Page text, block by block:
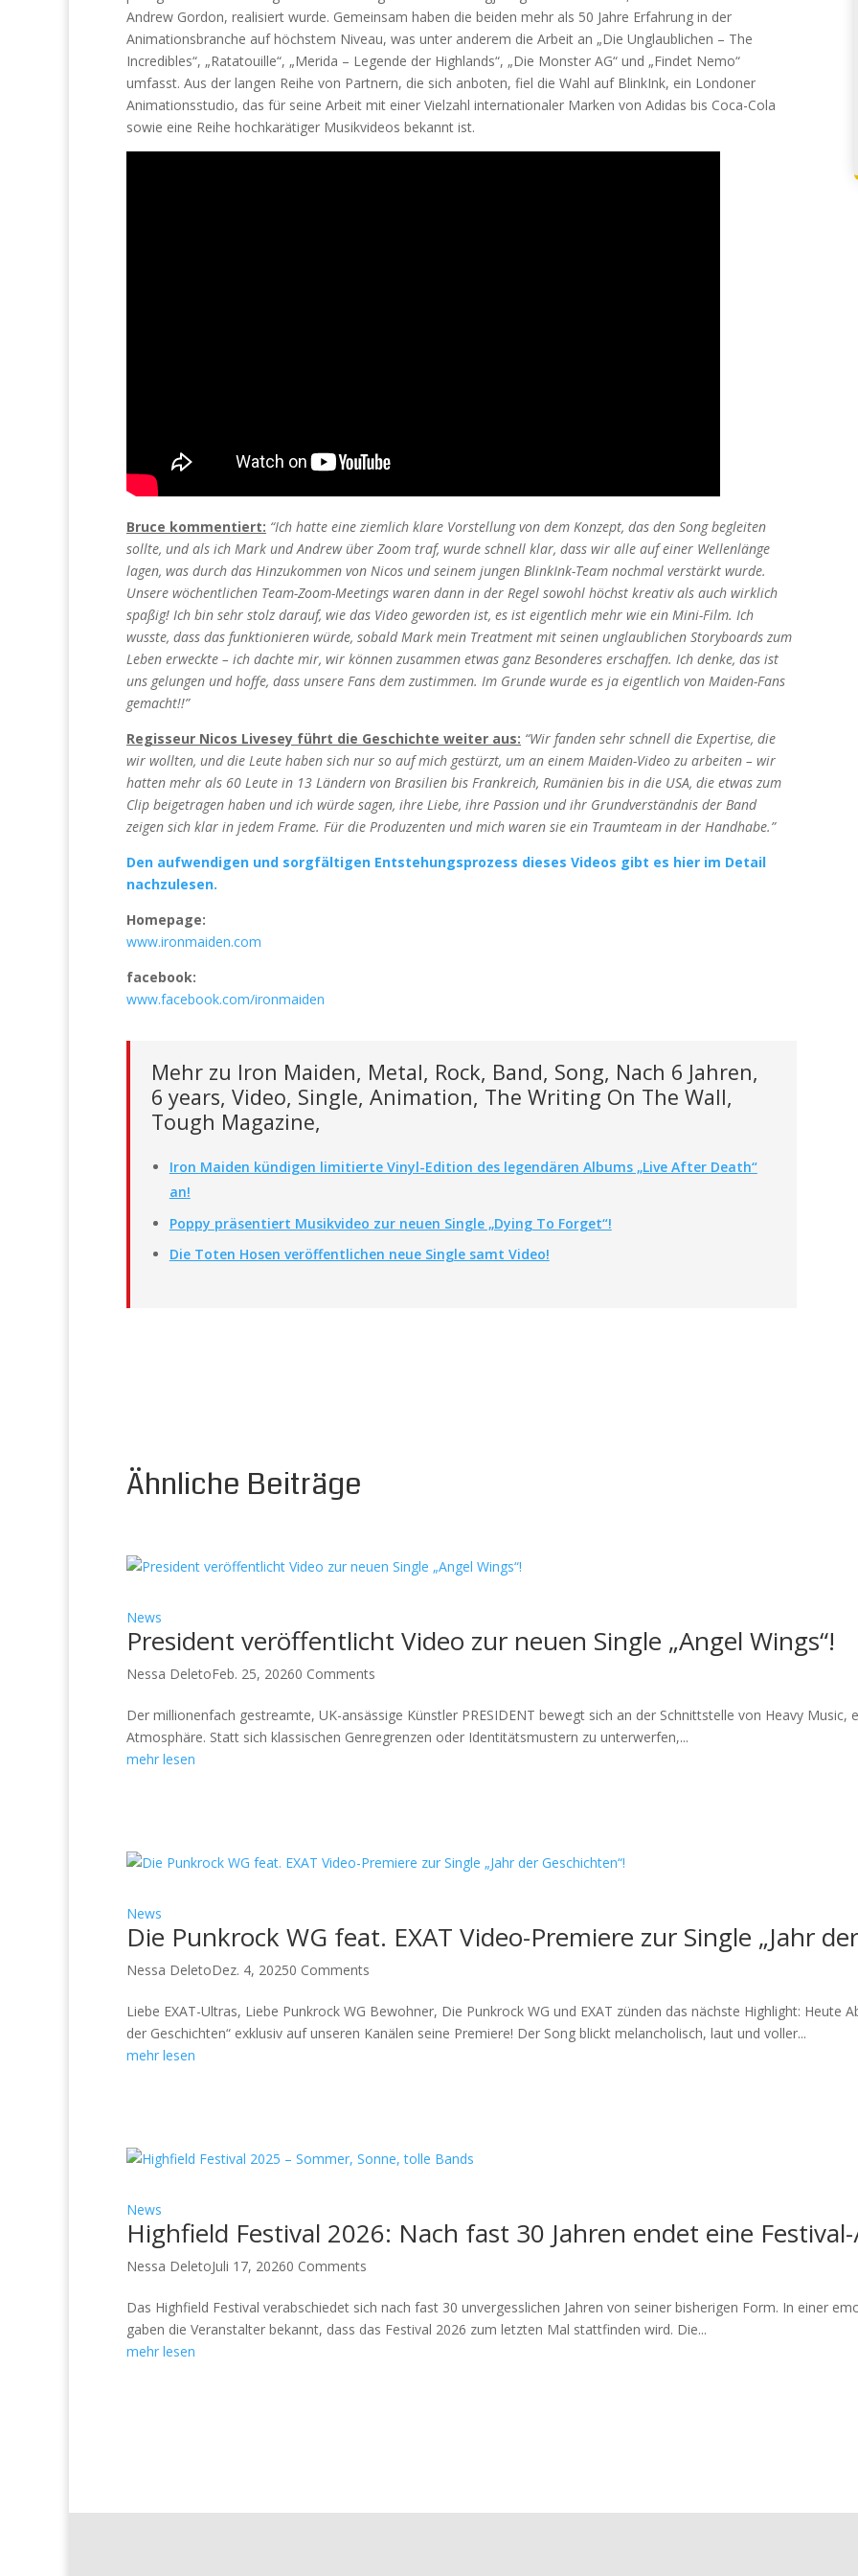
Andrew Gordon, realisiert wurde. Gemeinsam haben die beiden mehr als 50 Jahre Erfahrung in der
Animationsbranche auf höchstem Niveau, was unter anderem die Arbeit an „Die Unglaublichen – The
Incredibles“, „Ratatouille“, „Merida – Legende der Highlands“, „Die Monster AG“ und „Findet Nemo“
umfasst. Aus der langen Reihe von Partnern, die sich anboten, fiel die Wahl auf BlinkInk, ein Londoner
Animationsstudio, das für seine Arbeit mit einer Vielzahl internationaler Marken von Adidas bis Coca-Cola
sowie eine Reihe hochkarätiger Musikvideos bekannt ist.
Bruce kommentiert: “Ich hatte eine ziemlich klare Vorstellung von dem Konzept, das den Song begleiten
sollte, und als ich Mark und Andrew über Zoom traf, wurde schnell klar, dass wir alle auf einer Wellenlänge
lagen, was durch das Hinzukommen von Nicos und seinem jungen BlinkInk-Team nochmal verstärkt wurde.
Unsere wöchentlichen Team-Zoom-Meetings waren dann in der Regel sowohl höchst kreativ als auch wirklich
spaßig! Ich bin sehr stolz darauf, wie das Video geworden ist, es ist eigentlich mehr wie ein Mini-Film. Ich
wusste, dass das funktionieren würde, sobald Mark mein Treatment mit seinen unglaublichen Storyboards zum
Leben erweckte – ich dachte mir, wir können zusammen etwas ganz Besonderes erschaffen. Ich denke, das ist
uns gelungen und hoffe, dass unsere Fans dem zustimmen. Im Grunde wurde es ja eigentlich von Maiden-Fans
gemacht!!”
Regisseur Nicos Livesey führt die Geschichte weiter aus: “Wir fanden sehr schnell die Expertise, die
wir wollten, und die Leute haben sich nur so auf mich gestürzt, um an einem Maiden-Video zu arbeiten – wir
hatten mehr als 60 Leute in 13 Ländern von Brasilien bis Frankreich, Rumänien bis in die USA, die etwas zum
Clip beigetragen haben und ich würde sagen, ihre Liebe, ihre Passion und ihr Grundverständnis der Band
zeigen sich klar in jedem Frame. Für die Produzenten und mich waren sie ein Traumteam in der Handhabe.”
Den aufwendigen und sorgfältigen Entstehungsprozess dieses Videos gibt es hier im Detail
nachzulesen.
Homepage:
www.ironmaiden.com
facebook:
www.facebook.com/ironmaiden
Mehr zu Iron Maiden, Metal, Rock, Band, Song, Nach 6 Jahren,
6 years, Video, Single, Animation, The Writing On The Wall,
Tough Magazine,
Iron Maiden kündigen limitierte Vinyl-Edition des legendären Albums „Live After Death“
an!
Poppy präsentiert Musikvideo zur neuen Single „Dying To Forget“!
Die Toten Hosen veröffentlichen neue Single samt Video!
Ähnliche Beiträge
News
President veröffentlicht Video zur neuen Single „Angel Wings“!
Nessa DeletoFeb. 25, 20260 Comments
Der millionenfach gestreamte, UK-ansässige Künstler PRESIDENT bewegt sich an der Schnittstelle von Heavy
Atmosphäre. Statt sich klassischen Genregrenzen oder Identitätsmustern zu unterwerfen,...
mehr lesen
News
Die Punkrock WG feat. EXAT Video-Premiere zur Single „Jahr
Nessa DeletoDez. 4, 20250 Comments
Liebe EXAT-Ultras, Liebe Punkrock WG Bewohner, Die Punkrock WG und EXAT zünden das nächste Highlight: Heute
der Geschichten“ exklusiv auf unseren Kanälen seine Premiere! Der Song blickt melancholisch, laut und voller...
mehr lesen
News
Highfield Festival 2026: Nach fast 30 Jahren endet eine
Nessa DeletoJuli 17, 20260 Comments
Das Highfield Festival verabschiedet sich nach fast 30 unvergesslichen Jahren von seiner bisherigen Form. In einer
gaben die Veranstalter bekannt, dass das Festival 2026 zum letzten Mal stattfinden wird. Die...
mehr lesen